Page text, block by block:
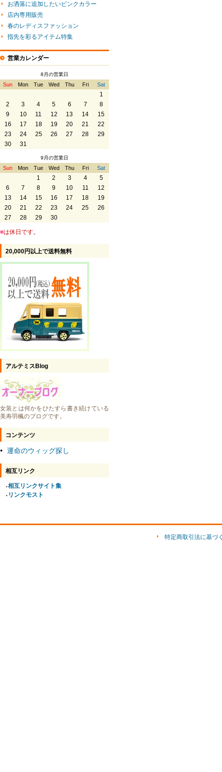
お洒落に追加したいピンクカラー
店内専用販売
春のレディスファッション
指先を彩るアイテム特集
営業カレンダー
8月の営業日
Sun Mon Tue Wed Thu Fri Sat
1
2
3 4 5 6 7
8
9
10 11 12 13 14
15
16
17 18 19 20 21
22
23
24 25 26 27 28
29
30
31
9月の営業日
Sun Mon Tue Wed Thu Fri Sat
1 2 3 4
5
6
7 8 9 10 11
12
13
14 15 16 17 18
19
20
21 22 23 24 25
26
27
28 29 30
■は休日です。
20,000円以上で送料無料
アルテミスBlog
女装とは何かをひたすら書き続けている
美寿羽楓のブログです。
コンテンツ
● 運命のウィッグ探し
相互リンク
●相互リンクサイト集
● リンクモスト
特定商取引法に基づ